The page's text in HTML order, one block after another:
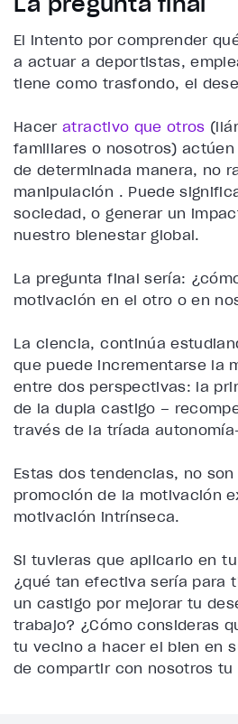
El intento por comprender
a actuar a deportistas,
tiene como trasfondo, el
Haceratractivo que otros
familiares o nosotros)
de determinada manera, no
manipulación . Puede
sociedad, o generar un
nuestro bienestar global.
La pregunta final sería:
motivación en el otro o en
La ciencia, continúa
que puede incrementarse la
entre dos perspectivas: la
de la dupla castigo –
través de la tríada
Estas dos tendencias, no
promoción de la motivación
motivación intrínseca.
Si tuvieras que aplicarlo en
¿qué tan efectiva sería para
un castigo por mejorar tu
trabajo? ¿Cómo consideras
tu vecino a hacer el bien en
de compartir con nosotros tu